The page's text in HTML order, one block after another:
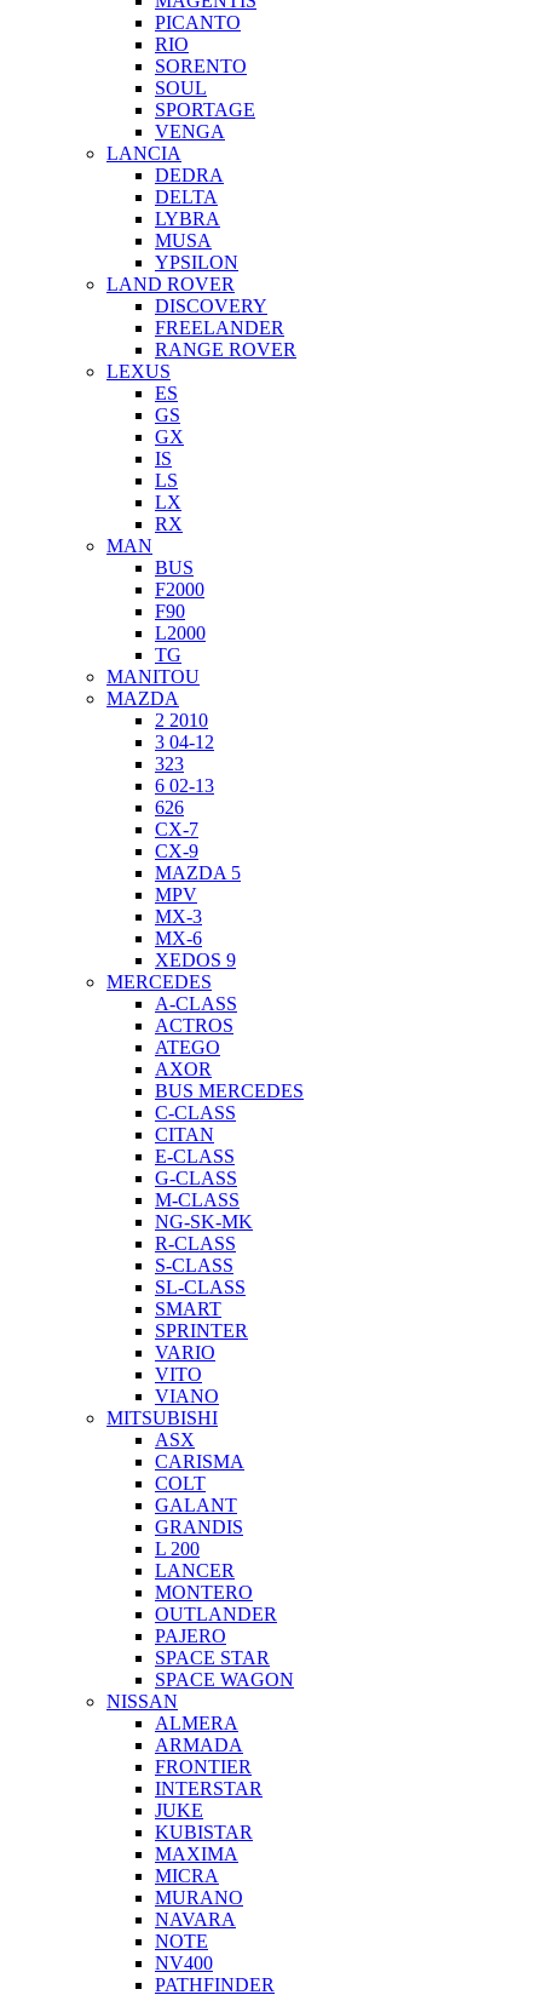
PICANTO
RIO
SORENTO
SOUL
SPORTAGE
VENGA
LANCIA
DEDRA
DELTA
LYBRA
MUSA
YPSILON
LAND ROVER
DISCOVERY
FREELANDER
RANGE ROVER
LEXUS
ES
GS
GX
IS
LS
LX
RX
MAN
BUS
F2000
F90
L2000
TG
MANITOU
MAZDA
2 2010
3 04-12
323
6 02-13
626
CX-7
CX-9
MAZDA 5
MPV
MX-3
MX-6
XEDOS 9
MERCEDES
A-CLASS
ACTROS
ATEGO
AXOR
BUS MERCEDES
C-CLASS
CITAN
E-CLASS
G-CLASS
M-CLASS
NG-SK-MK
R-CLASS
S-CLASS
SL-CLASS
SMART
SPRINTER
VARIO
VITO
VIANO
MITSUBISHI
ASX
CARISMA
COLT
GALANT
GRANDIS
L 200
LANCER
MONTERO
OUTLANDER
PAJERO
SPACE STAR
SPACE WAGON
NISSAN
ALMERA
ARMADA
FRONTIER
INTERSTAR
JUKE
KUBISTAR
MAXIMA
MICRA
MURANO
NAVARA
NOTE
NV400
PATHFINDER